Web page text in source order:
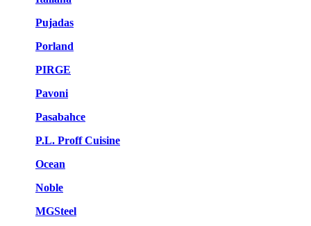
Pujadas
Porland
PIRGE
Pavoni
Pasabahce
P.L. Proff Cuisine
Ocean
Noble
MGSteel